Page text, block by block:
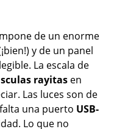
de un enorme
y de un panel
La escala de
rayitas en
Las luces son de
una puerto USB-
Lo que no